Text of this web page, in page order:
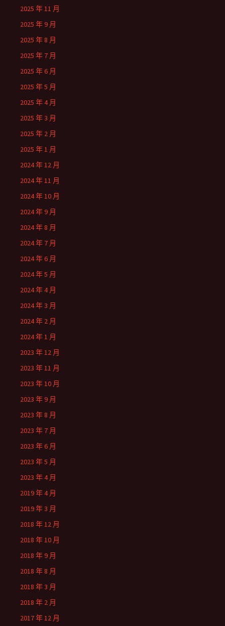
2025 年 11 月
2025 年 9 月
2025 年 8 月
2025 年 7 月
2025 年 6 月
2025 年 5 月
2025 年 4 月
2025 年 3 月
2025 年 2 月
2025 年 1 月
2024 年 12 月
2024 年 11 月
2024 年 10 月
2024 年 9 月
2024 年 8 月
2024 年 7 月
2024 年 6 月
2024 年 5 月
2024 年 4 月
2024 年 3 月
2024 年 2 月
2024 年 1 月
2023 年 12 月
2023 年 11 月
2023 年 10 月
2023 年 9 月
2023 年 8 月
2023 年 7 月
2023 年 6 月
2023 年 5 月
2023 年 4 月
2019 年 4 月
2019 年 3 月
2018 年 12 月
2018 年 10 月
2018 年 9 月
2018 年 8 月
2018 年 3 月
2018 年 2 月
2017 年 12 月